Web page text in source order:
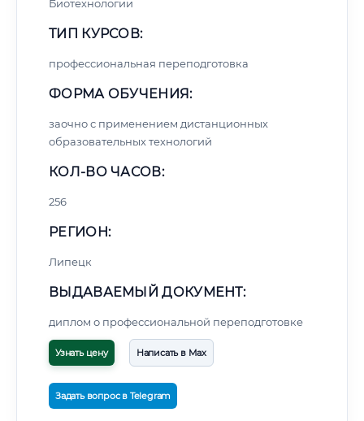
Биотехнологии
ТИП КУРСОВ:
профессиональная переподготовка
ФОРМА ОБУЧЕНИЯ:
заочно с применением дистанционных
образовательных технологий
КОЛ-ВО ЧАСОВ:
256
РЕГИОН:
Липецк
ВЫДАВАЕМЫЙ ДОКУМЕНТ:
диплом о профессиональной переподготовке
Узнать цену Написать в Max
Задать вопрос в Telegram